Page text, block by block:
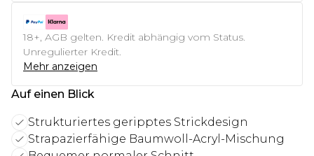
18+, AGB gelten. Kredit abhängig vom Status.
Unregulierter Kredit.
Mehr anzeigen
Auf einen Blick
Strukturiertes geripptes Strickdesign
Strapazierfähige Baumwoll-Acryl-Mischung